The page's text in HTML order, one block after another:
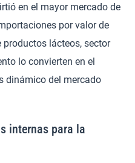
en el mayor mercado de
por valor de
productos lácteos, sector
lo convierten en el
dinámico del mercado
internas para la